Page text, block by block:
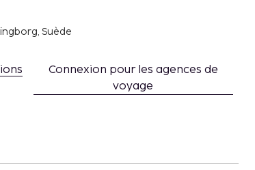
Suède
Connexion pour les agences de
voyage